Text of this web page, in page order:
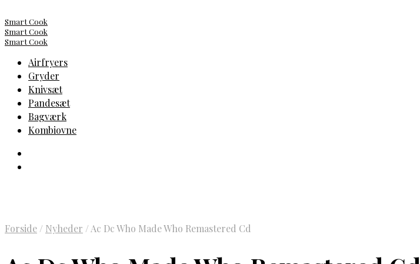
Smart Cook
Smart Cook
Smart Cook
Airfryers
Gryder
Knivsæt
Pandesæt
Bagværk
Kombiovne
Forside / Nyheder / Ac Dc Who Made Who Remastered Cd